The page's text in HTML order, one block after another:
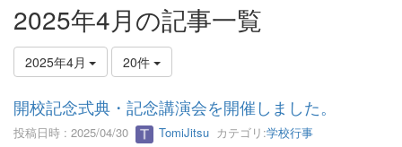
2025年4月の記事一覧
2025年4月 20件
開校記念式典・記念講演会を開催しました。
投稿日時 : 2025/04/30 TomiJitsu カテゴリ:学校行事